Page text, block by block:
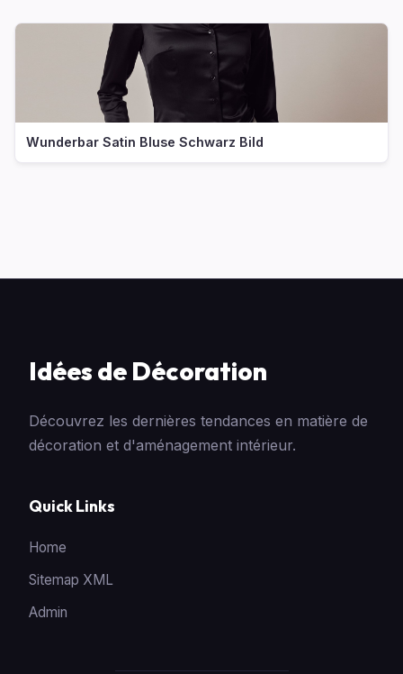
Wunderbar Satin Bluse Schwarz Bild
Idées de Décoration
Découvrez les dernières tendances en matière de
décoration et d'aménagement intérieur.
Quick Links
Home
Sitemap XML
Admin